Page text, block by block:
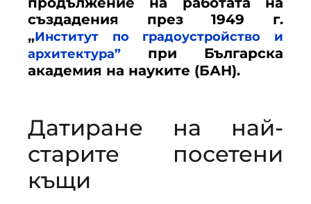
създадения през 1949 г.
„Институт по градоустройство и
архитектура” при Българска
академия на науките (БАН).
Датиране на най-
старите посетени
къщи